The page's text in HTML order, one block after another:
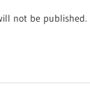
not be published.